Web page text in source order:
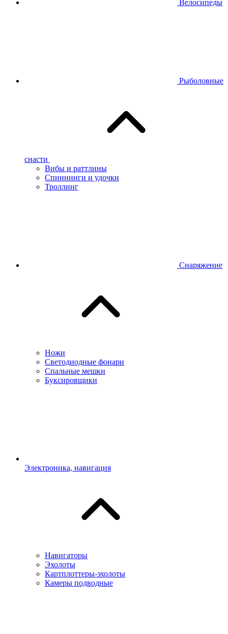
Велосипеды
Рыболовные
снасти
Вибы и раттлины
Спиннинги и удочки
Троллинг
Снаряжение
Ножи
Светодиодные фонари
Спальные мешки
Буксировщики
Электроника, навигация
Навигаторы
Эхолоты
Картплоттеры-эхолоты
Камеры подводные